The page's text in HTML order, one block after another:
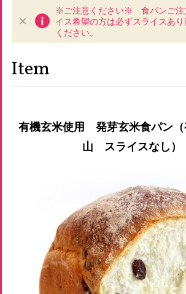
※ご注意ください※ 食パンご注
イス希望の方は必ずスライスあ
ください。
Item
有機玄米使用 発芽玄米食パン（
山 スライスなし）